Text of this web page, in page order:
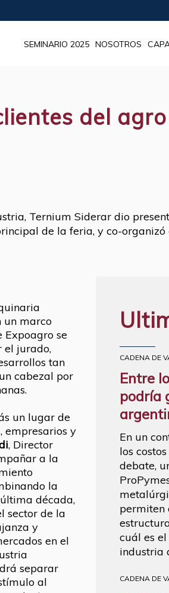
SEMINARIO 2025 NOSOTROS
del
Ternium Siderar dio
de la feria, y co-
un marco
Expoagro se
el jurado,
tan
cabezal por
un lugar de
empresarios y
, Director
a la
la
década,
sector de la
y
en el
separar
al
CADENA DE
Entre
podría
En un
los
debate,
permiten
cuál es
industria
CADENA DE